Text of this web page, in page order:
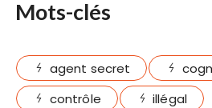
Mots-clés
agent secret
contrôle
illégal